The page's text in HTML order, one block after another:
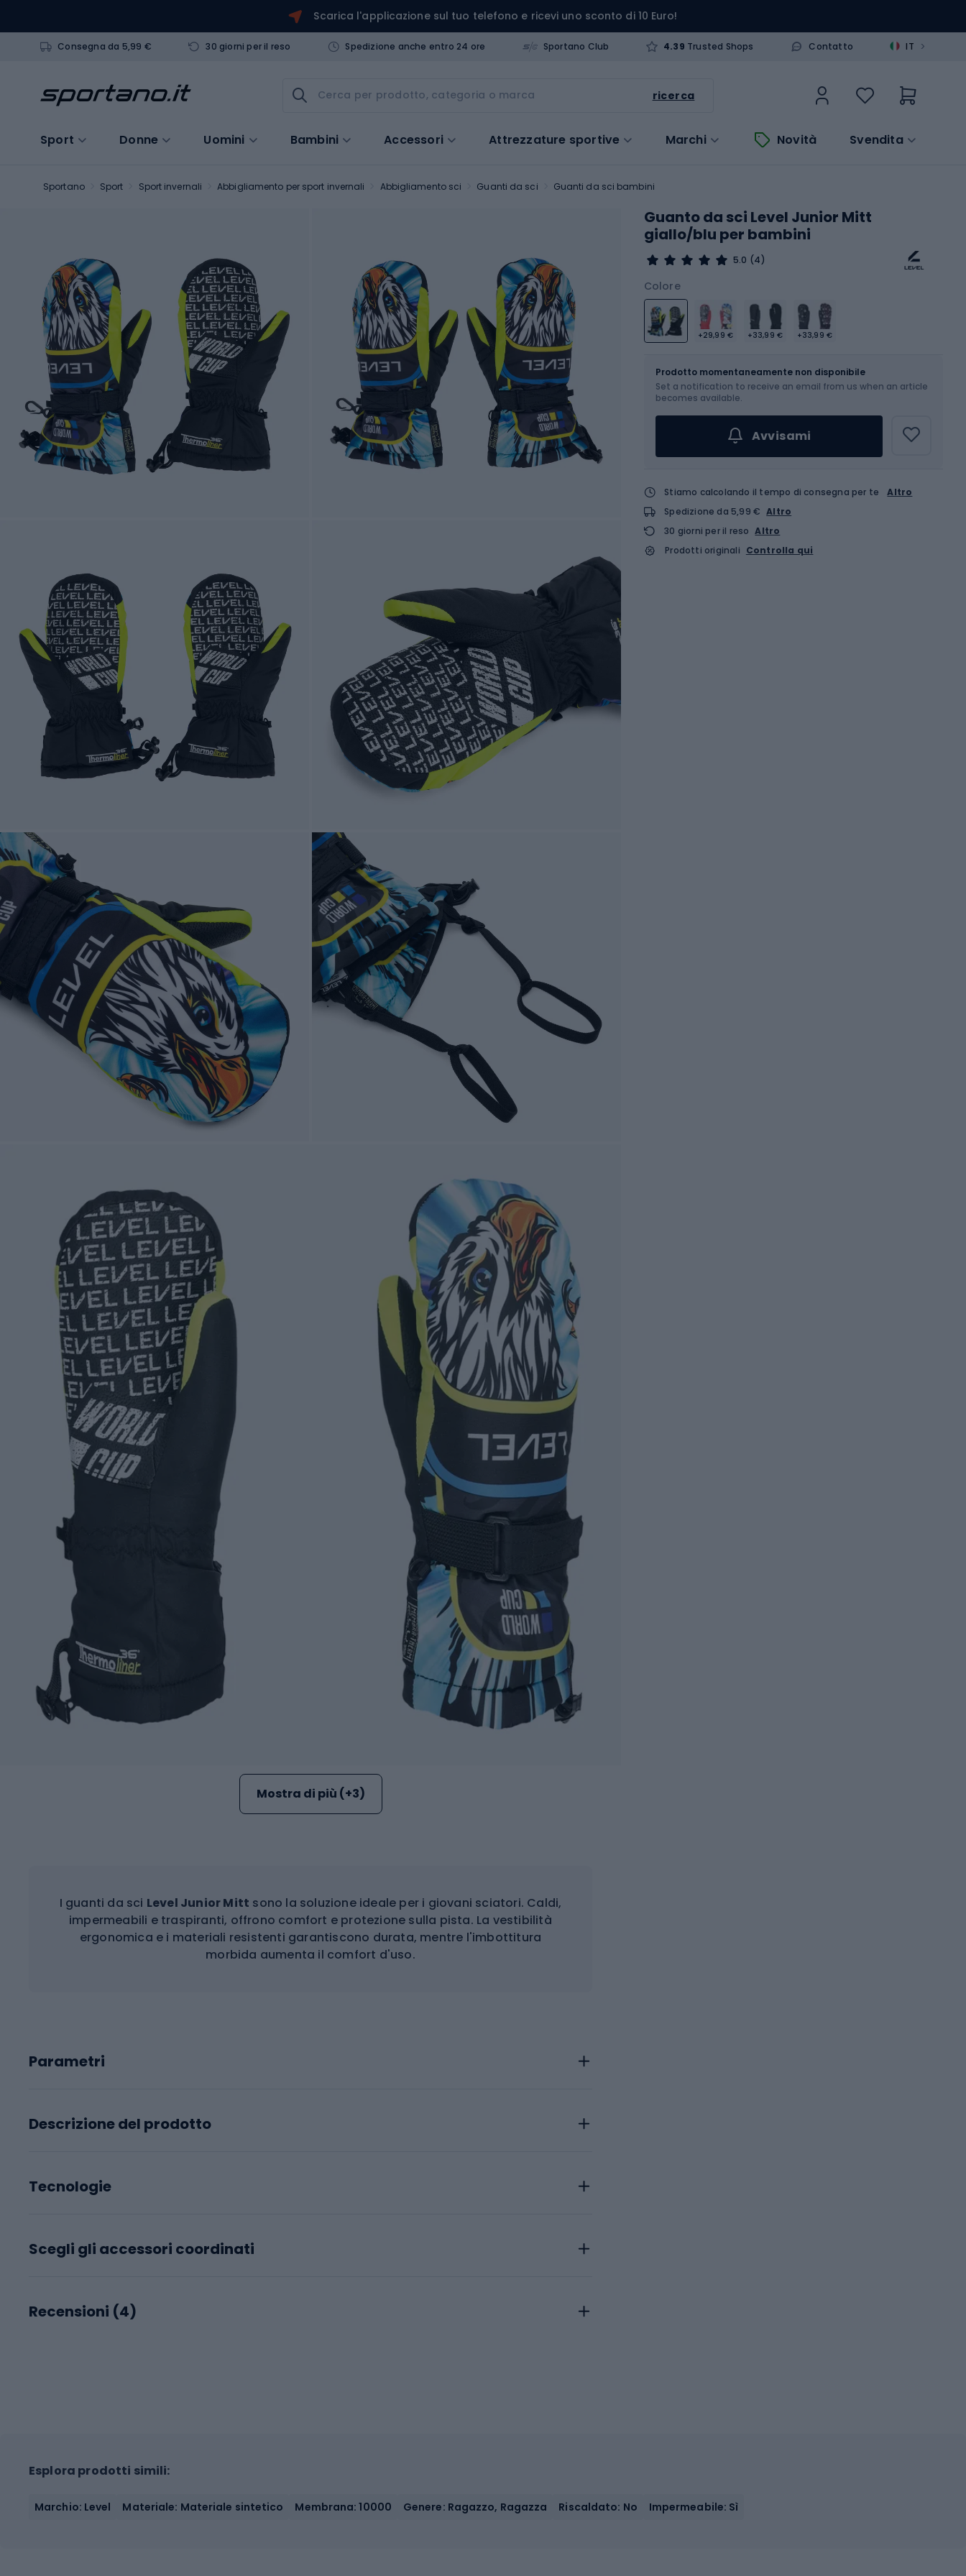
Scarica l'applicazione sul tuo telefono e ricevi uno sconto di 10 Euro!
Consegna da 5,99 € 30 giorni per il reso Spedizione anche entro 24 ore Sportano Club 4.39 Trusted Shops Contatto IT >
ricerca
Sport Donne Uomini Bambini Accessori Attrezzature sportive Marchi Novità Svendita
Sportano Sport Sport invernali Abbigliamento per sport invernali Abbigliamento sci Guanti da sci Guanti da sci bambini
Mostra di più (+3)
I guanti da sci Level Junior Mitt sono la soluzione ideale per i giovani sciatori. Caldi,
impermeabili e traspiranti, offrono comfort e protezione sulla pista. La vestibilità
ergonomica e i materiali resistenti garantiscono durata, mentre l'imbottitura
morbida aumenta il comfort d'uso.
Parametri
Descrizione del prodotto
Tecnologie
Scegli gli accessori coordinati
Recensioni (4)
Guanto da sci Level Junior Mitt
giallo/blu per bambini
5.0 (4)
Colore
+29,99 € +33,99 € +33,99 €
Scegli un'opzione...
Prodotto momentaneamente non disponibile
Set a notification to receive an email from us when an article
becomes available.
Avvisami
Stiamo calcolando il tempo di consegna per te
Altro
Spedizione da 5,99 € Altro
30 giorni per il reso Altro
Prodotti originali Controlla qui
Esplora prodotti simili:
Marchio: Level Materiale: Materiale sintetico Membrana: 10000 Genere: Ragazzo, Ragazza Riscaldato: No Impermeabile: Sì